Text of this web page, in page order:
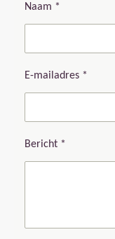
Naam *
E-mailadres *
Bericht *